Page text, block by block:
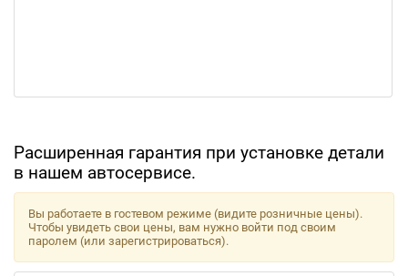
Расширенная гарантия при установке детали
в нашем автосервисе.
Вы работаете в гостевом режиме (видите розничные цены).
Чтобы увидеть свои цены, вам нужно войти под своим
паролем (или зарегистрироваться).